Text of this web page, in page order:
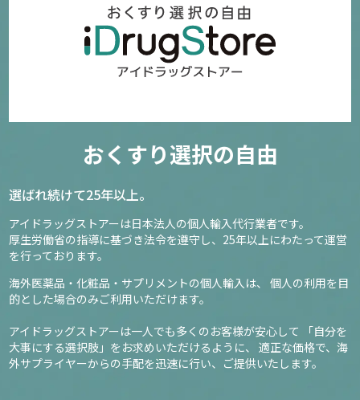
おくすり選択の自由
選ばれ続けて25年以上。
アイドラッグストアーは日本法人の個人輸入代行業者です。
厚生労働省の指導に基づき法令を遵守し、 25年以上にわたって運営
を行っております。
海外医薬品・化粧品・サプリメントの個人輸入は、
個人の利用を目
的とした場合のみご利用いただけます。
アイドラッグストアーは一人でも多くのお客様が安心して
「自分を
大事にする選択肢」をお求めいただけるように、
適正な価格で、海
外サプライヤーからの手配を迅速に行い、ご提供いたします。